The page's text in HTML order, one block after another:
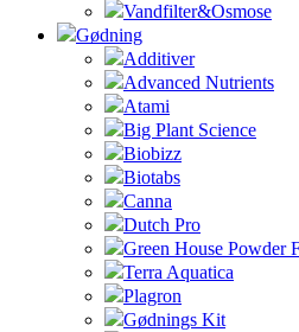
Vandfilter&Osmose
Gødning
Additiver
Advanced Nutrients
Atami
Big Plant Science
Biobizz
Biotabs
Canna
Dutch Pro
Green House Powder
Terra Aquatica
Plagron
Gødnings Kit